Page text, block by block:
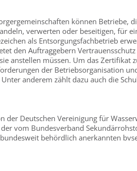
können Betriebe,
verwerten oder beseitigen, für
als Entsorgungsfachbetrieb
den Auftraggebern
anstellen müssen. Um das Zertifikat
der Betriebsorganisation
anderem zählt dazu auch die
der Deutschen Vereinigung für
vom Bundesverband
behördlich anerkannten